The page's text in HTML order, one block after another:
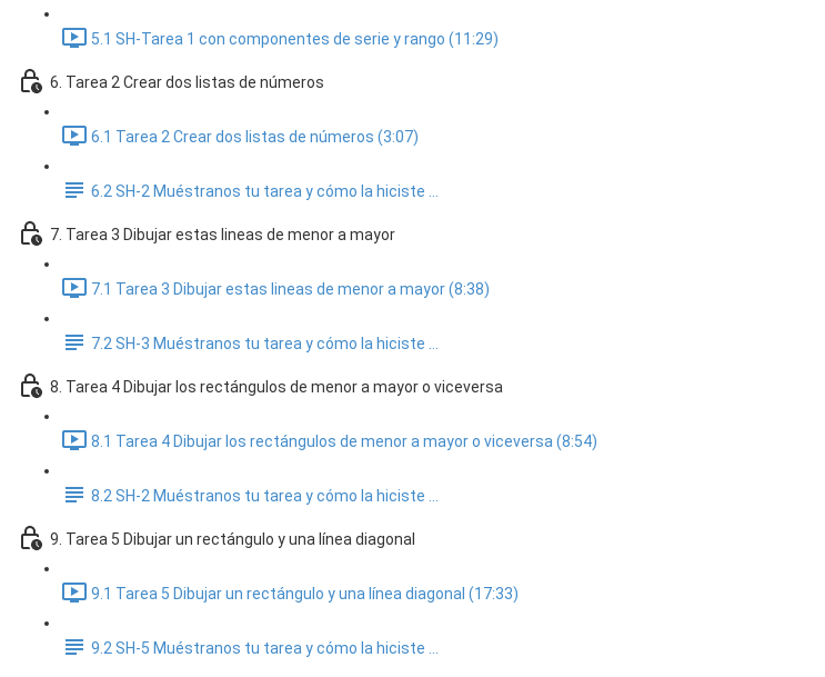
5.1 SH-Tarea 1 con componentes de serie y rango (11:29)
6. Tarea 2 Crear dos listas de números
6.1 Tarea 2 Crear dos listas de números (3:07)
6.2 SH-2 Muéstranos tu tarea y cómo la hiciste ...
7. Tarea 3 Dibujar estas lineas de menor a mayor
7.1 Tarea 3 Dibujar estas lineas de menor a mayor (8:38)
7.2 SH-3 Muéstranos tu tarea y cómo la hiciste ...
8. Tarea 4 Dibujar los rectángulos de menor a mayor o viceversa
8.1 Tarea 4 Dibujar los rectángulos de menor a mayor o viceversa (8:54)
8.2 SH-2 Muéstranos tu tarea y cómo la hiciste ...
9. Tarea 5 Dibujar un rectángulo y una línea diagonal
9.1 Tarea 5 Dibujar un rectángulo y una línea diagonal (17:33)
9.2 SH-5 Muéstranos tu tarea y cómo la hiciste ...